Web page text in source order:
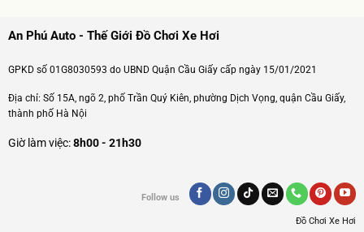
An Phú Auto - Thế Giới Đồ Chơi Xe Hơi
GPKD số 01G8030593 do UBND Quận Cầu Giấy cấp ngày 15/01/2021
Địa chỉ: Số 15A, ngõ 2, phố Trần Quý Kiên, phường Dịch Vọng, quận Cầu Giấy,
thành phố Hà Nội
Giờ làm việc:8h00 - 21h30
Follow us
Đồ Chơi Xe Hơi